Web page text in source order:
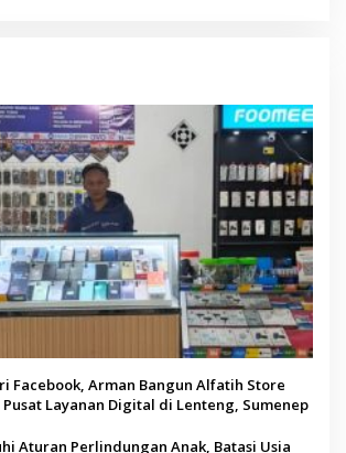
Facebook, Arman Bangun Alfatih Store
Layanan Digital di Lenteng, Sumenep
Aturan Perlindungan Anak, Batasi Usia